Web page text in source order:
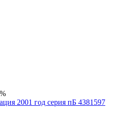
2001 год серия пБ 4381597